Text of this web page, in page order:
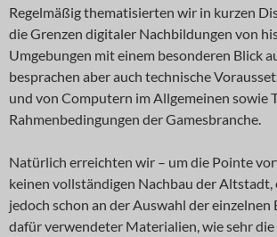
Regelmäßig thematisierten wir in kurzen
die Grenzen digitaler Nachbildungen von
Umgebungen mit einem besonderen Blick
besprachen aber auch technische
und von Computern im Allgemeinen sowie
Rahmenbedingungen der Gamesbranche.
Natürlich erreichten wir – um die Pointe
keinen vollständigen Nachbau der Altstadt,
jedoch schon an der Auswahl der einzelnen
dafür verwendeter Materialien, wie sehr die